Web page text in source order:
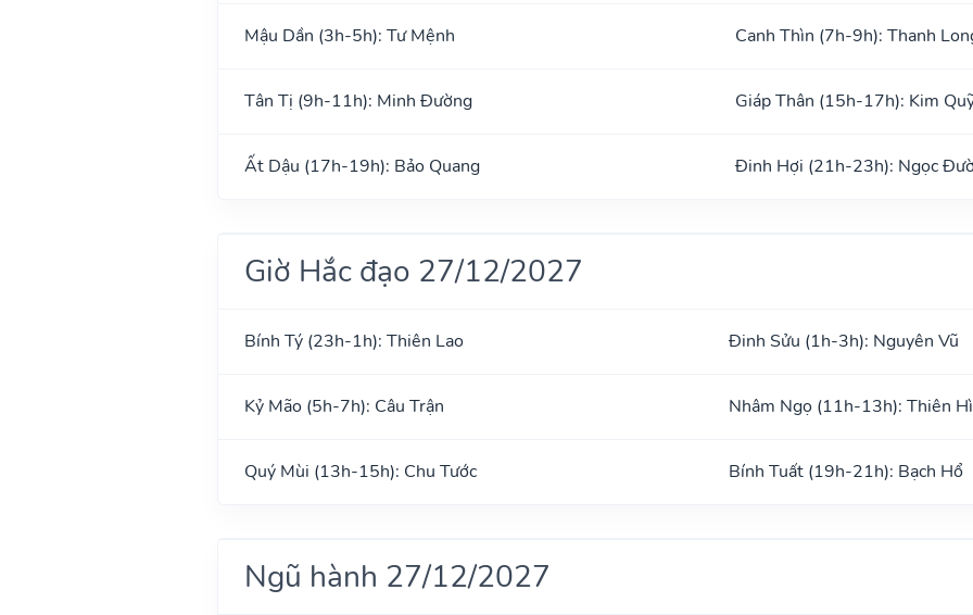
Mậu Dần (3h-5h): Tư Mệnh Canh Thìn (7h-9h): Thanh
Tân Tị (9h-11h): Minh Đường Giáp Thân (15h-17h): Kim
Ất Dậu (17h-19h): Bảo Quang Đinh Hợi (21h-23h): Ngọc
Giờ Hắc đạo 27/12/2027
Bính Tý (23h-1h): Thiên Lao Đinh Sửu (1h-3h): Nguyên Vũ
Kỷ Mão (5h-7h): Câu Trận Nhâm Ngọ (11h-13h): Thiên
Quý Mùi (13h-15h): Chu Tước Bính Tuất (19h-21h): Bạch Hổ
Ngũ hành 27/12/2027